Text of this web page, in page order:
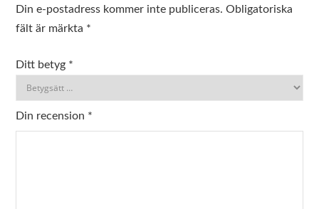
Din e-postadress kommer inte publiceras. Obligatoriska
fält är märkta *
Ditt betyg *
Din recension *